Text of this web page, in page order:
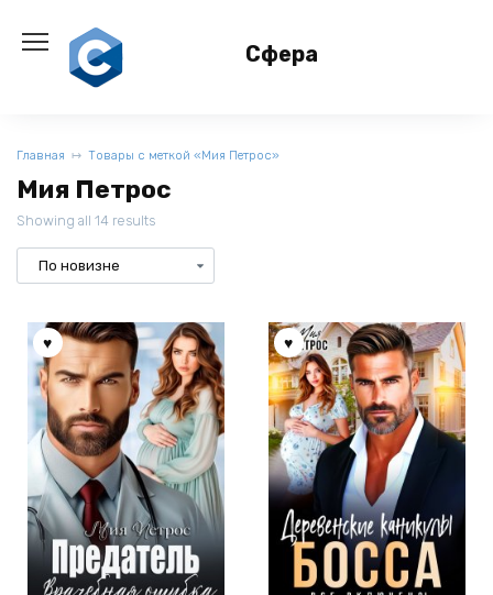
содержанию
Сфера
Главная Товары с меткой «Мия Петрос»
Мия Петрос
Showing all 14 results